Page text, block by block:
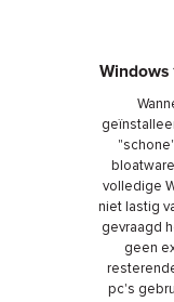
Windows
volledige
niet lastig
gevraagd
geen
pc's